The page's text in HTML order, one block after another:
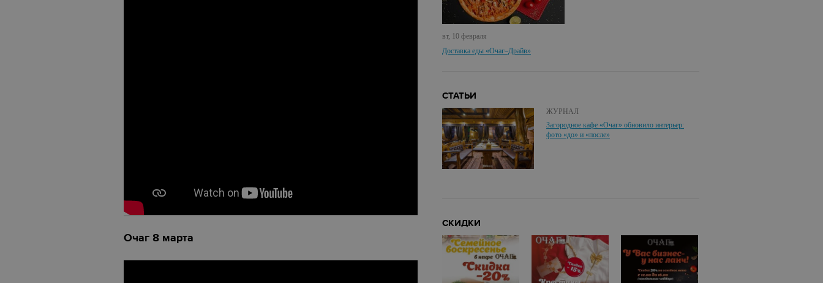
Очаг 8 марта
вт, 10 февраля
Доставка еды «Очаг–Драйв»
СТАТЬИ
ЖУРНАЛ
Загородное кафе «Очаг» обновило интерьер:
фото «до» и «после»
СКИДКИ